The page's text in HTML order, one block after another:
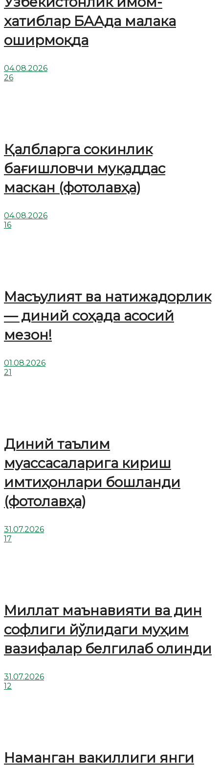
хатиблар БААда малака
оширмоқда
04.08.2026
26
Қалбларга сокинлик
бағишловчи муқаддас
маскан (фотолавҳа)
04.08.2026
16
Масъулият ва натижадорлик
— диний соҳада асосий
мезон!
01.08.2026
21
Диний таълим
муассасаларига кириш
имтиҳонлари бошланди
(фотолавҳа)
31.07.2026
17
Миллат маънавияти ва дин
софлиги йўлидаги муҳим
вазифалар белгилаб олинди
31.07.2026
12
Наманган вакиллиги янги